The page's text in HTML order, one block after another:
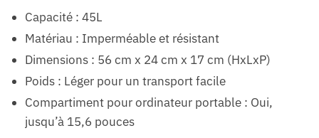
Capacité : 45L
Matériau : Imperméable et résistant
Dimensions : 56 cm x 24 cm x 17 cm (HxLxP)
Poids : Léger pour un transport facile
Compartiment pour ordinateur portable : Oui,
jusqu’à 15,6 pouces